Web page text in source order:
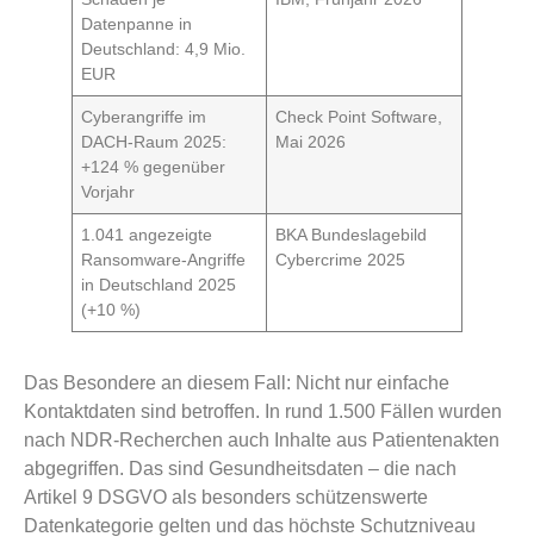
Datenpanne in
Deutschland: 4,9 Mio.
EUR
Cyberangriffe im
DACH-Raum 2025:
+124 % gegenüber
Vorjahr
Check Point Software,
Mai 2026
1.041 angezeigte
Ransomware-Angriffe
in Deutschland 2025
(+10 %)
BKA Bundeslagebild
Cybercrime 2025
Das Besondere an diesem Fall: Nicht nur einfache
Kontaktdaten sind betroffen. In rund 1.500 Fällen wurden
nach NDR-Recherchen auch Inhalte aus Patientenakten
abgegriffen. Das sind Gesundheitsdaten – die nach
Artikel 9 DSGVO als besonders schützenswerte
Datenkategorie gelten und das höchste Schutzniveau